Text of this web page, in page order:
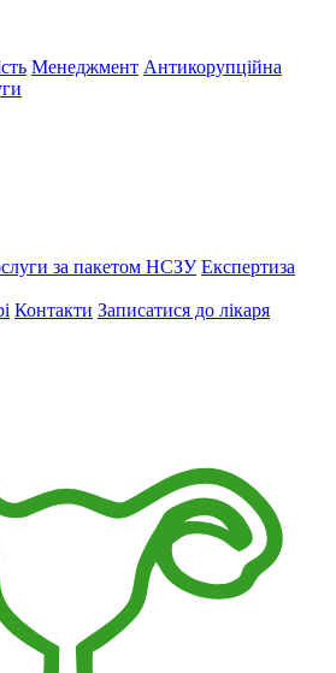
Менеджмент Антикорупційна
за пакетом НСЗУ Експертиза
Контакти Записатися до лікаря